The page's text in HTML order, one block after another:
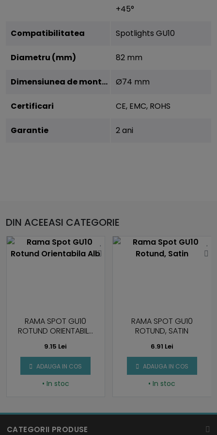
+45°
Compatibilitatea Spotlights GU10
Diametru (mm) 82 mm
Dimensiunea de montare Ø74 mm
Certificari CE, EMC, ROHS
Garantie 2 ani
DIN ACEEASI CATEGORIE
RAMA SPOT GU10
ROTUND ORIENTABILA
9.15 Lei
ADAUGA IN COS
• In stoc
RAMA SPOT GU10
ROTUND, SATIN
6.91 Lei
ADAUGA IN COS
• In stoc
CATEGORII PRODUSE